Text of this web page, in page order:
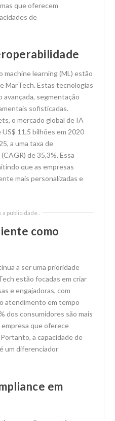
que oferecem
de
machine learning (ML) estão
MarTech. Estas tecnologias
avançada, segmentação
sofisticadas.
o mercado global de IA
11,5 bilhões em 2020
a uma taxa de
de 35,3%. Essa
que as empresas
mais personalizadas e
a publicidade..
como
a ser uma prioridade
estão focadas em criar
e engajadoras, com
atendimento em tempo
dos consumidores são mais
que oferece
a capacidade de
um diferenciador
em